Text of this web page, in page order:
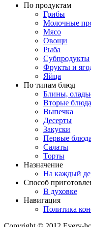
По продуктам
Грибы
Молочные
Мясо
Овощи
Рыба
Субпродукты
Фрукты и
Яйца
По типам блюд
Блины,
Вторые блюда
Выпечка
Десерты
Закуски
Первые блюда
Салаты
Торты
Назначение
На каждый
Способ
В духовке
Навигация
Политика